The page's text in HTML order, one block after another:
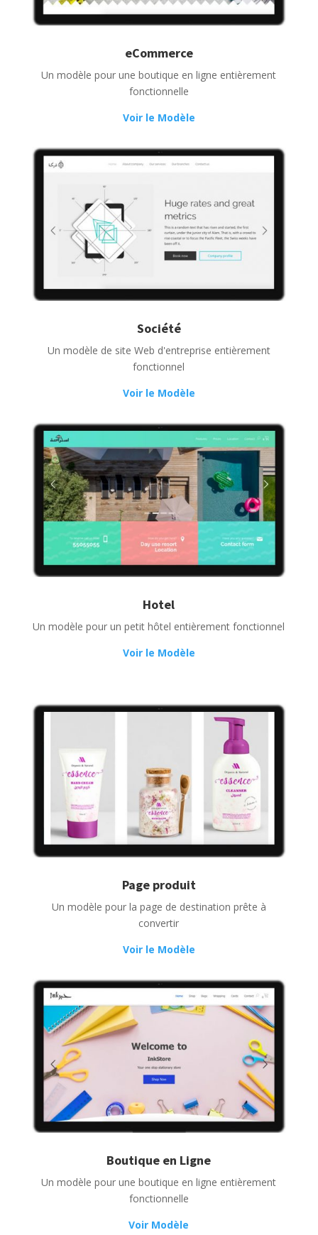
eCommerce
Un modèle pour une boutique en ligne entièrement
fonctionnelle
Voir le Modèle
Société
Un modèle de site Web d'entreprise entièrement
fonctionnel
Voir le Modèle
Hotel
Un modèle pour un petit hôtel entièrement fonctionnel
Voir le Modèle
Page produit
Un modèle pour la page de destination prête à
convertir
Voir le Modèle
Boutique en Ligne
Un modèle pour une boutique en ligne entièrement
fonctionnelle
Voir Modèle